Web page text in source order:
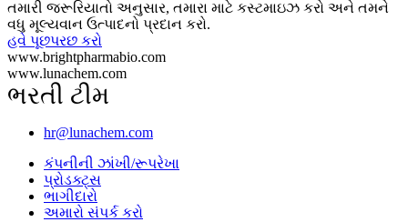
તમારી જરૂરિયાતો અનુસાર, તમારા માટે કસ્ટમાઇઝ કરો અને તમને
વધુ મૂલ્યવાન ઉત્પાદનો પ્રદાન કરો.
હવે પૂછપરછ કરો
www.brightpharmabio.com
www.lunachem.com
ભરતી ટીમ
hr@lunachem.com
કંપનીની ઝાંખી/રૂપરેખા
પ્રોડક્ટ્સ
ભાગીદારો
અમારો સંપર્ક કરો